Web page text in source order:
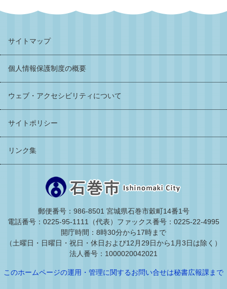
サイトマップ
個人情報保護制度の概要
ウェブ・アクセシビリティについて
サイトポリシー
リンク集
郵便番号：986-8501 宮城県石巻市穀町14番1号
電話番号：0225-95-1111（代表） ファックス番号：0225-22-4995
開庁時間：8時30分から17時まで
（土曜日・日曜日・祝日・休日および12月29日から1月3日は除く）
法人番号：1000020042021
このホームページの運用・管理に関するお問い合せは秘書広報課まで